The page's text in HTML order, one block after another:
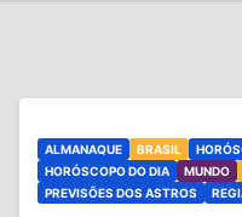
ALMANAQUE BRASIL
HORÓSCOPO DO DIA
MUNDO
PREVISÕES DOS ASTROS